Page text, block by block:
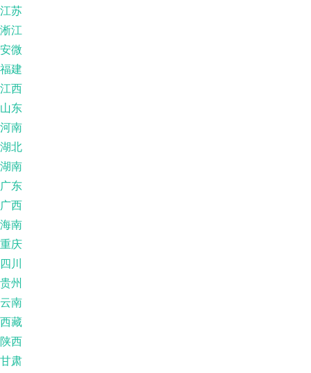
江苏
淅江
安微
福建
江西
山东
河南
湖北
湖南
广东
广西
海南
重庆
四川
贵州
云南
西藏
陕西
甘肃